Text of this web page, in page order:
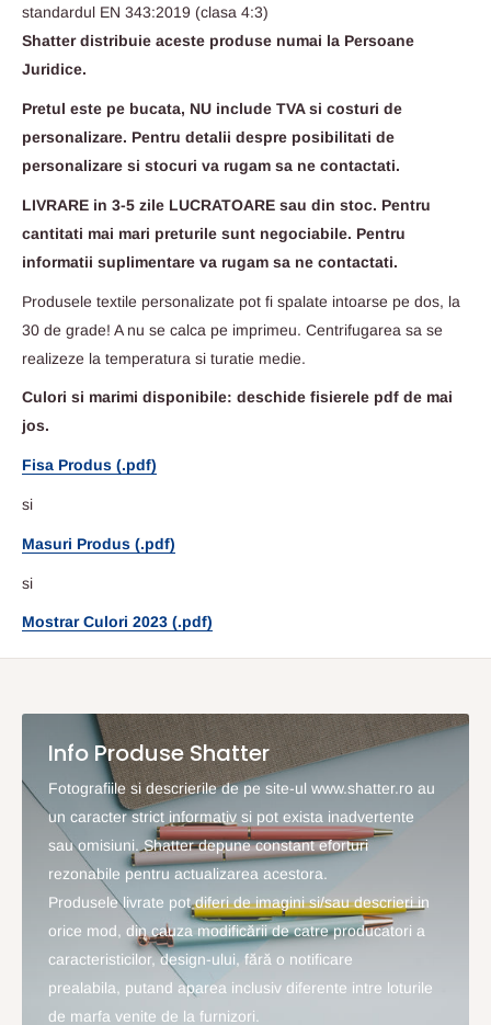
standardul EN 343:2019 (clasa 4:3)
Shatter distribuie aceste produse numai la Persoane
Juridice.
Pretul este pe bucata, NU include TVA si costuri de
personalizare. Pentru detalii despre posibilitati de
personalizare si stocuri va rugam sa ne contactati.
LIVRARE in 3-5 zile LUCRATOARE sau din stoc. Pentru
cantitati mai mari preturile sunt negociabile. Pentru
informatii suplimentare va rugam sa ne contactati.
Produsele textile personalizate pot fi spalate intoarse pe dos, la
30 de grade! A nu se calca pe imprimeu. Centrifugarea sa se
realizeze la temperatura si turatie medie.
Culori si marimi disponibile: deschide fisierele pdf de mai
jos.
Fisa Produs (.pdf)
si
Masuri Produs (.pdf)
si
Mostrar Culori 2023 (.pdf)
Info Produse Shatter
Fotografiile si descrierile de pe site-ul www.shatter.ro au
un caracter strict informativ si pot exista inadvertente
sau omisiuni. Shatter depune constant eforturi
rezonabile pentru actualizarea acestora.
Produsele livrate pot diferi de imagini si/sau descrieri in
orice mod, din cauza modificării de catre producatori a
caracteristicilor, design-ului, fără o notificare
prealabila, putand aparea inclusiv diferente intre loturile
de marfa venite de la furnizori.